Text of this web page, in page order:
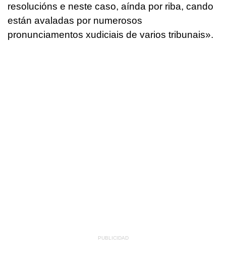
resolucións e neste caso, aínda por riba, cando
están avaladas por numerosos
pronunciamentos xudiciais de varios tribunais».